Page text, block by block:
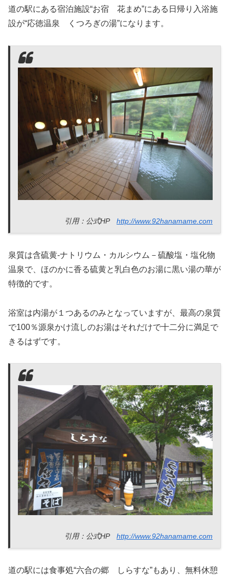
道の駅にある宿泊施設“お宿 花まめ”にある日帰り入浴施
設が“応徳温泉 くつろぎの湯”になります。
引用：公式HP http://www.92hanamame.com
泉質は含硫黄-ナトリウム・カルシウム－硫酸塩・塩化物
温泉で、ほのかに香る硫黄と乳白色のお湯に黒い湯の華が
特徴的です。
浴室は内湯が１つあるのみとなっていますが、最高の泉質
で100％源泉かけ流しのお湯はそれだけで十二分に満足で
きるはずです。
引用：公式HP http://www.92hanamame.com
道の駅には食事処“六合の郷 しらすな”もあり、無料休憩